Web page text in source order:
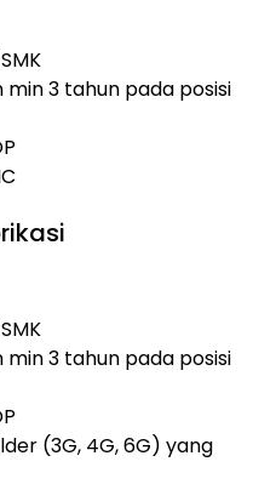
3 tahun pada posisi
3 tahun pada posisi
(3G, 4G, 6G) yang